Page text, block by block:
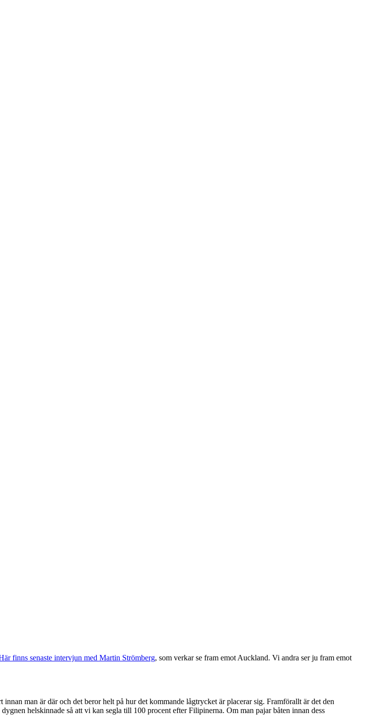
finns senaste intervjun med Martin Strömberg, som verkar se fram emot Auckland. Vi andra ser ju fram emot
man är där och det beror helt på hur det kommande lågtrycket är placerar sig. Framförallt är det den
helskinnade så att vi kan segla till 100 procent efter Filipinerna. Om man pajar båten innan dess